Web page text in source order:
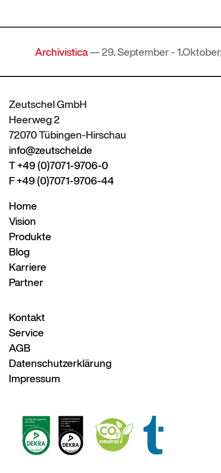
Archivistica— 29. September - 1.Oktober,
Zeutschel GmbH
Heerweg 2
72070 Tübingen-Hirschau
info@zeutschel.de
T +49 (0)7071-9706-0
F +49 (0)7071-9706-44
Home
Vision
Produkte
Blog
Karriere
Partner
Kontakt
Service
AGB
Datenschutzerklärung
Impressum